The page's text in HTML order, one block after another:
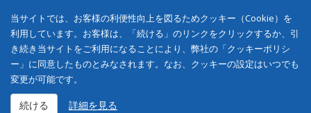
当サイトでは、お客様の利便性向上を図るためクッキー（Cookie）を
利用しています。お客様は、「続ける」のリンクをクリックするか、引
き続き当サイトをご利用になることにより、弊社の「クッキーポリシ
ー」に同意したものとみなされます。なお、クッキーの設定はいつでも
変更が可能です。
続ける 詳細を見る